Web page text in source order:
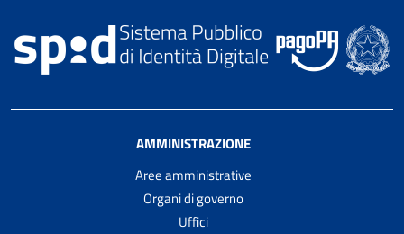
AMMINISTRAZIONE
Aree amministrative
Organi di governo
Uffici